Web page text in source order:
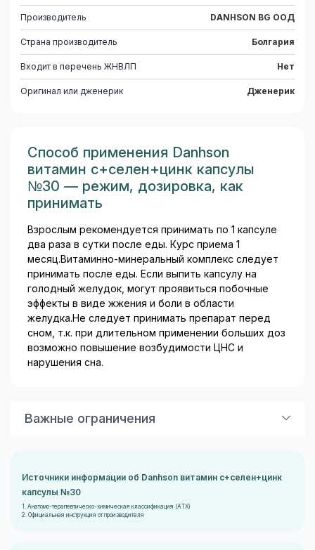
Производитель DANHSON BG ООД
Страна производитель Болгария
Входит в перечень ЖНВЛП Нет
Оригинал или дженерик Дженерик
Способ применения Danhson
витамин с+селен+цинк капсулы
№30 — режим, дозировка, как
принимать
Взрослым рекомендуется принимать по 1 капсуле
два раза в сутки после еды. Курс приема 1
месяц.Витаминно-минеральный комплекс следует
принимать после еды. Если выпить капсулу на
голодный желудок, могут проявиться побочные
эффекты в виде жжения и боли в области
желудка.Не следует принимать препарат перед
сном, т.к. при длительном применении больших доз
возможно повышение возбудимости ЦНС и
нарушения сна.
Важные ограничения
хронической усталости и истощения
организма.Противопоказания
чувствительность к компонентам продукта; не
Источники информации об Danhson витамин с+селен+цинк
капсулы №30
1. Анатомо-терапевтическо-химическая классификация (ATX)
2. Официальная инструкция от производителя